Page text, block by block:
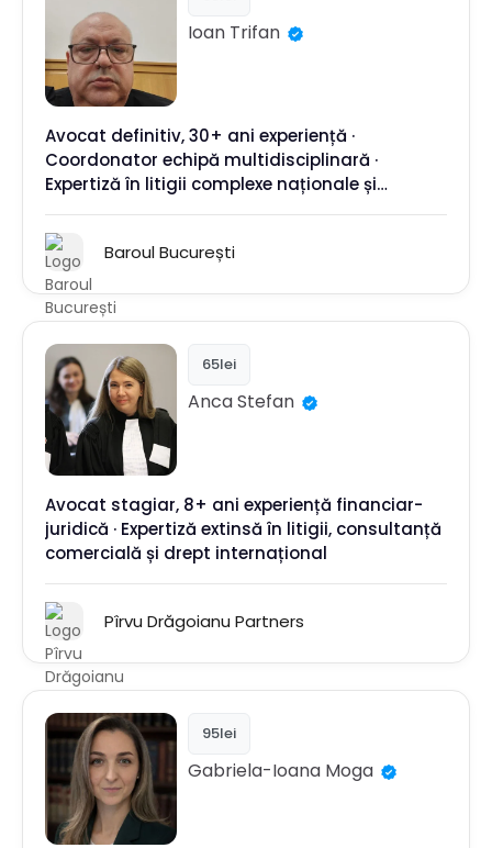
Ioan Trifan
Avocat definitiv, 30+ ani experiență ·
Coordonator echipă multidisciplinară ·
Expertiză în litigii complexe naționale și
Baroul București
65lei
AncaStefan
Avocat stagiar, 8+ ani experiență financiar-
juridică · Expertiză extinsă în litigii, consultanță
comercială și drept internațional
Pîrvu Drăgoianu Partners
95lei
Gabriela-Ioana Moga